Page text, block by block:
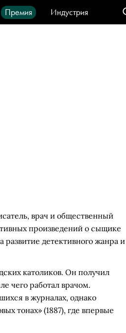
Премия
Индустрия
продукты
врач и общественный
произведений о сыщике
детективного жанра и
католиков. Он получил
чего работал врачом.
в журналах, однако
тонах» (1887), где впервые